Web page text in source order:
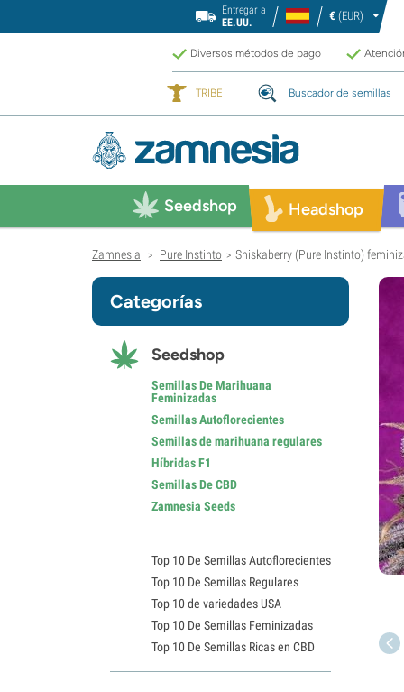
Entregar a
EE.UU.
€ (EUR)
Diversos métodos de pago
TRIBE Buscador de semillas
Seedshop Headshop
Zamnesia > Pure Instinto > Shiskaberry (Pure Instinto)
Categorías
Seedshop
Semillas De Marihuana
Feminizadas
Semillas Autoflorecientes
Semillas de marihuana regulares
Híbridas F1
Semillas De CBD
Zamnesia Seeds
Top 10 De Semillas Autoflorecientes
Top 10 De Semillas Regulares
Top 10 de variedades USA
Top 10 De Semillas Feminizadas
Top 10 De Semillas Ricas en CBD